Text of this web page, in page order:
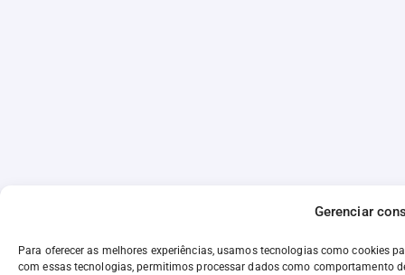
Gerenciar
Para oferecer as melhores experiências, usamos tecnologias como cookies
com essas tecnologias, permitimos processar dados como comportamento